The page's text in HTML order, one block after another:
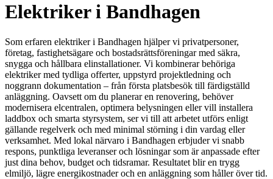
Elektriker i Bandhagen
Som erfaren elektriker i Bandhagen hjälper vi privatpersoner,
företag, fastighetsägare och bostadsrättsföreningar med säkra,
snygga och hållbara elinstallationer. Vi kombinerar behöriga
elektriker med tydliga offerter, uppstyrd projektledning och
noggrann dokumentation – från första platsbesök till färdigställd
anläggning. Oavsett om du planerar en renovering, behöver
modernisera elcentralen, optimera belysningen eller vill installera
laddbox och smarta styrsystem, ser vi till att arbetet utförs enligt
gällande regelverk och med minimal störning i din vardag eller
verksamhet. Med lokal närvaro i Bandhagen erbjuder vi snabb
respons, punktliga leveranser och lösningar som är anpassade efter
just dina behov, budget och tidsramar. Resultatet blir en trygg
elmiljö, lägre energikostnader och en anläggning som håller över tid.